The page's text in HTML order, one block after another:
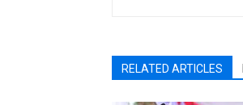
RELATED ARTICLES